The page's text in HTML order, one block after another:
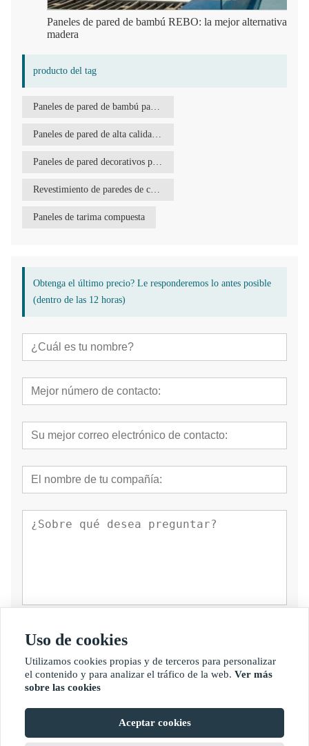
Paneles de pared de bambú REBO: la mejor alternativa a la
madera
producto del tag
Paneles de tarima compuesta
Obtenga el último precio? Le responderemos lo antes posible
(dentro de las 12 horas)
presentar
Copyright por © Fujian Golden Bamboo Industry Co., Ltd.
Uso de cookies
Utilizamos cookies propias y de terceros para personalizar
el contenido y para analizar el tráfico de la web. Ver más
sobre las cookies
Aceptar cookies